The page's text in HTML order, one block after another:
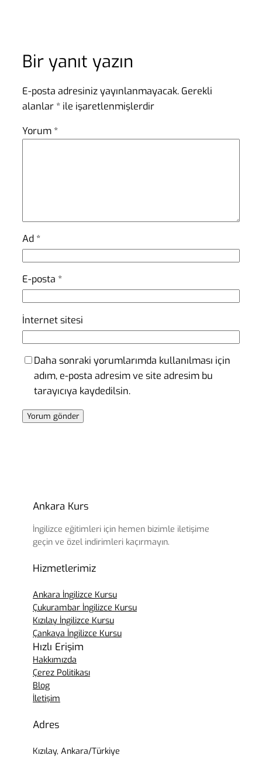
Bir yanıt yazın
E-posta adresiniz yayınlanmayacak. Gerekli
alanlar * ile işaretlenmişlerdir
Yorum *
Ad *
E-posta *
İnternet sitesi
Daha sonraki yorumlarımda kullanılması için
adım, e-posta adresim ve site adresim bu
tarayıcıya kaydedilsin.
Ankara Kurs
İngilizce eğitimleri için hemen bizimle iletişime
geçin ve özel indirimleri kaçırmayın.
Hizmetlerimiz
Ankara İngilizce Kursu
Çukurambar İngilizce Kursu
Kızılay İngilizce Kursu
Çankaya İngilizce Kursu
Hızlı Erişim
Hakkımızda
Çerez Politikası
Blog
İletişim
Adres
Kızılay, Ankara/Türkiye